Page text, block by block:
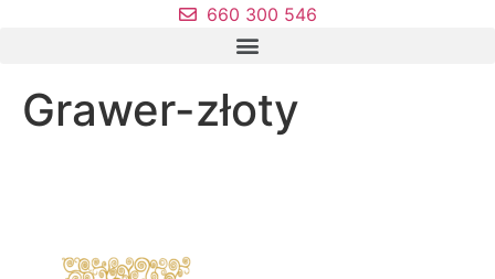
660 300 546
Grawer-złoty